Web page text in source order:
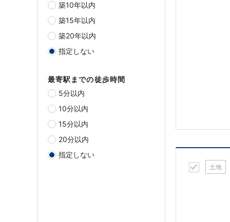
築10年以内
築15年以内
築20年以内
指定しない
最寄駅までの徒歩時間
5分以内
10分以内
15分以内
20分以内
指定しない
土地